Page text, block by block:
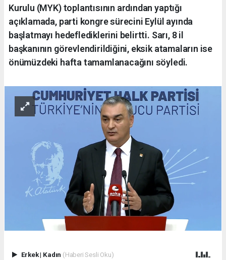
Kurulu (MYK) toplantısının ardından yaptığı
açıklamada, parti kongre sürecini Eylül ayında
başlatmayı hedeflediklerini belirtti. Sarı, 8 il
başkanının görevlendirildiğini, eksik atamaların ise
önümüzdeki hafta tamamlanacağını söyledi.
Erkek| Kadın (Haberi Sesli Oku)